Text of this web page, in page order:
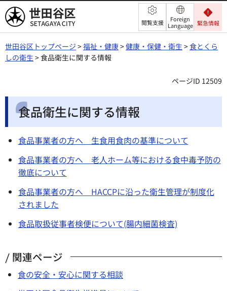
世田谷区 閲覧支援
Foreign
Language 緊急情報
世田谷区トップページ >福祉・健康>健康・保健・衛生 >食とくら
しの衛生 > 食品衛生に関する情報
ページID 12509
食品衛生に関する情報
食品事業者の方へ 生食用食肉の基準について
食品事業者の方へ 老人ホーム等における食中毒予防の
徹底について
食品事業者の方へ HACCPに沿った衛生管理が制度化
されました
食品取扱従事者検便について(腸内細菌検査)
関連ページ
食の安全・安心に関する相談